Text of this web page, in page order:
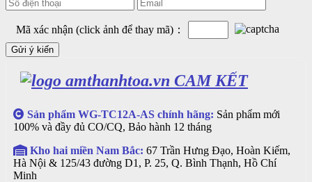
Mã xác nhận (click ảnh để thay mã)：
CAM KẾT
Sản phẩm WG-TC12A-AS chính hãng: Sản phẩm mới
100% và đầy đủ CO/CQ, Bảo hành 12 tháng
Kho hai miền Nam Bắc: 67 Trần Hưng Đạo, Hoàn Kiếm,
Hà Nội & 125/43 đường D1, P. 25, Q. Bình Thạnh, Hồ Chí
Minh